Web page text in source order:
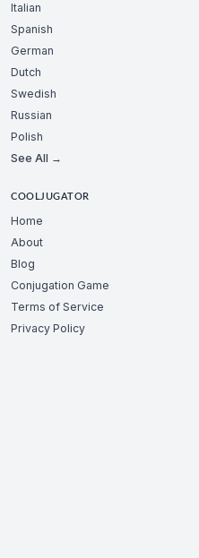
Italian
Spanish
German
Dutch
Swedish
Russian
Polish
See All →
COOLJUGATOR
Home
About
Blog
Conjugation Game
Terms of Service
Privacy Policy